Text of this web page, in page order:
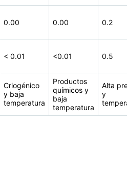
0.00 0.00 0.2
< 0.01 <0.01 0.5
Criogénico
y baja
temperatura
Productos
químicos y
baja
temperatura
Alta
y